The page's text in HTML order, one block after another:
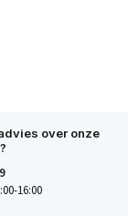
over onze
16:00